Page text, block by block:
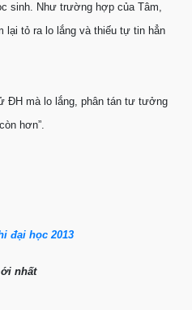
sinh. Như trường hợp của Tâm,
lại tỏ ra lo lắng và thiếu tự tin hẳn
ĐH mà lo lắng, phân tán tư tưởng
hơn”.
đại học 2013
nhất